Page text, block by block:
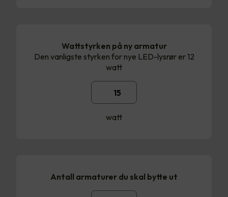
Wattstyrken på ny armatur
Den vanligste styrken for nye LED-lysrør er 12
watt
watt
Antall armaturer du skal bytte ut